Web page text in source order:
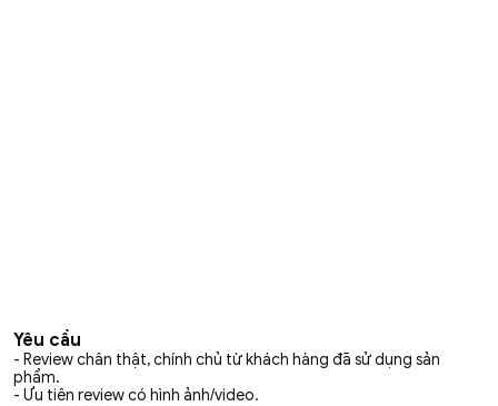
Yêu cầu
- Review chân thật, chính chủ từ khách hàng đã sử dụng sản
phẩm.
- Ưu tiên review có hình ảnh/video.